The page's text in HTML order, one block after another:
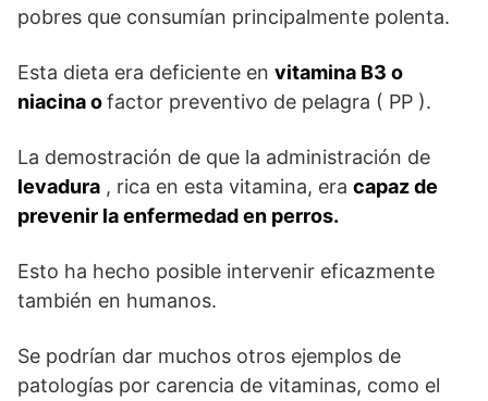
pobres que consumían principalmente polenta.
Esta dieta era deficiente en vitamina B3 o
niacina ofactor preventivo de pelagra ( PP ).
La demostración de que la administración de
levadura , rica en esta vitamina, era capaz de
prevenir la enfermedad en perros.
Esto ha hecho posible intervenir eficazmente
también en humanos.
Se podrían dar muchos otros ejemplos de
patologías por carencia de vitaminas, como el